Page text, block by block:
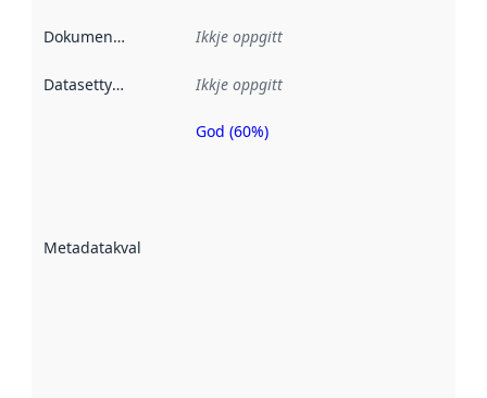
Dokumentasjon Ikkje oppgitt
Datasettype Ikkje oppgitt
Metadatakvalitet
Metadatakvalitet
God (60%)